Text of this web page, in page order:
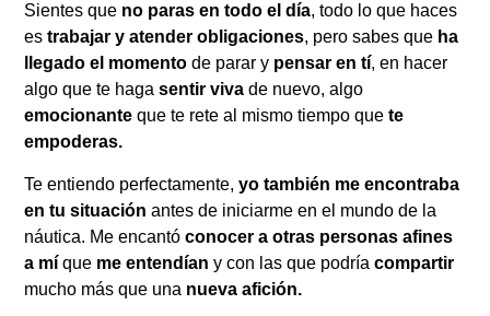
Sientes que no paras en todo el día, todo lo que haces
es trabajar y atender obligaciones, pero sabes que ha
llegado el momento de parar y pensar en tí, en hacer
algo que te hagasentir viva de nuevo, algo
emocionanteque te rete al mismo tiempo quete
empoderas.
Te entiendo perfectamente,yo también me encontraba
en tu situación antes de iniciarme en el mundo de la
náutica. Me encantóconocer a otras personas afines
a mí que me entendían y con las que podríacompartir
mucho más que una nueva afición.